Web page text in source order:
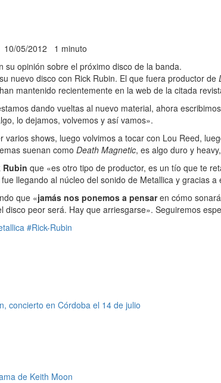
10/05/2012 1 minuto
su opinión sobre el próximo disco de la banda.
nuevo disco con Rick Rubin. El que fuera productor de
mantenido recientemente en la web de la citada
dando vueltas al nuevo material, ahora
lo dejamos, volvemos y así vamos».
varios shows, luego volvimos a tocar con Lou Reed,
suenan como Death Magnetic, es algo duro y
Rubin que «es otro tipo de productor, es un tío que te
llegando al núcleo del sonido de Metallica y gracias
que «jamás nos ponemos a pensaren cómo
disco peor será. Hay que arriesgarse». Seguiremos
#Rick-Rubin
concierto en Córdoba el 14 de julio
de Keith Moon